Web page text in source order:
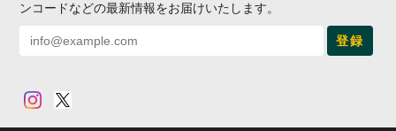
ンコードなどの最新情報をお届けいたします。
登録